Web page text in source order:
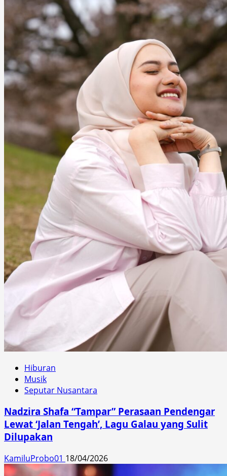
Hiburan
Musik
Seputar Nusantara
Nadzira Shafa “Tampar” Perasaan Pendengar
Lewat ‘Jalan Tengah’, Lagu Galau yang Sulit
Dilupakan
KamiluProbo01 18/04/2026